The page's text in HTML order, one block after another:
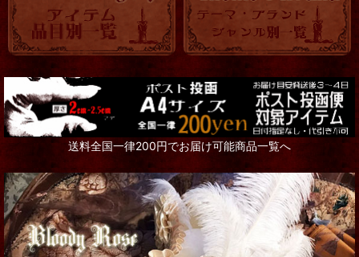
送料全国一律200円でお届け可能商品一覧へ